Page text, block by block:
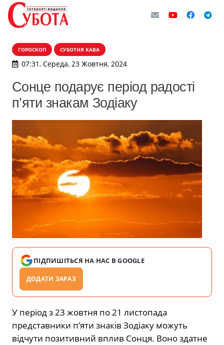
ГОРОСКОП СУБОТНЯ КАВА
07:31, Середа, 23 Жовтня, 2024
Сонце подарує період радості
п’яти знакам Зодіаку
ПІДПИШІТЬСЯ НА НАС В GOOGLE
ДОДАТИ ЗАРАЗ
У період з 23 жовтня по 21 листопада
представники п’яти знаків Зодіаку можуть
відчути позитивний вплив Сонця. Воно здатне